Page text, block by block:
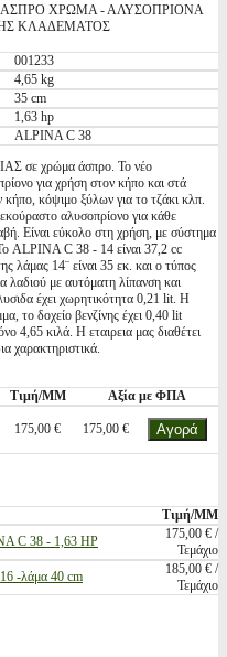
ΑΣΠΡΟ ΧΡΩΜΑ - ΑΛΥΣΟΠΡΙΟΝΑ
ΚΛΑΔΕΜΑΤΟΣ
001233
4,65 kg
35 cm
1,63 hp
ALPINA C 38
σε χρώμα άσπρο. Το νέο
για χρήση στον κήπο και στά
κόψιμο ξύλων για το τζάκι κλπ.
αλυσοπρίονο για κάθε
Είναι εύκολο στη χρήση, με σύστημα
ALPINA C 38 - 14 είναι 37,2 cc
λάμας 14¨ είναι 35 εκ. και ο τύπος
λαδιού με αυτόματη λίπανση και
έχει χωρητικότητα 0,21 lit. Η
το δοχείο βενζίνης έχει 0,40 lit
4,65 κιλά. Η εταιρεια μας διαθέτει
χαρακτηριστικά.
Τιμή/ΜΜ Αξία με ΦΠΑ
175,00 € 175,00 €
Τιμή/ΜΜ
C 38 - 1,63 HP
175,00 € /
Τεμάχιο
-λάμα 40 cm
185,00 € /
Τεμάχιο